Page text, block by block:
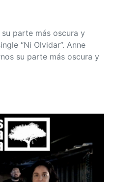
parte más oscura y
“Ni Olvidar”. Anne
su parte más oscura y